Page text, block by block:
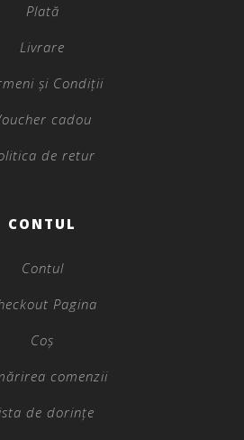
Plată
Livrare
și Condiții
cadou
de retur
CONTUL
Contul
Pagina
Coș
comenzii
de dorințe